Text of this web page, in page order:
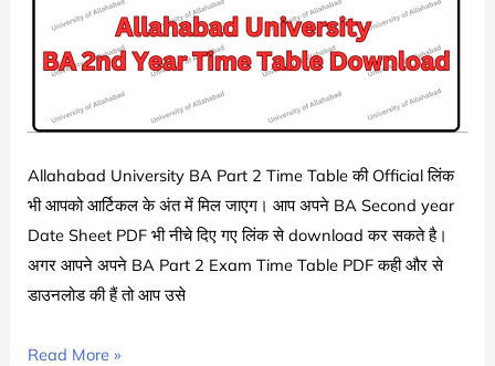
Sheet
Allahabad University BA Part 2 Time Table की Official लिंक
भी आपको आर्टिकल के अंत में मिल जाएग। आप अपने BA Second year
Date Sheet PDF भी नीचे दिए गए लिंक से download कर सकते है।
अगर आपने अपने BA Part 2 Exam Time Table PDF कही और से
डाउनलोड की हैं तो आप उसे
Allahabad
Read More »